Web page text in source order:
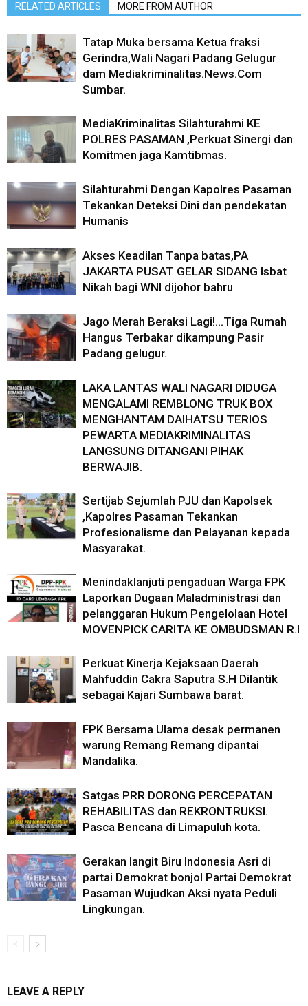
RELATED ARTICLES MORE FROM AUTHOR
Tatap Muka bersama Ketua fraksi
Gerindra,Wali Nagari Padang Gelugur
dam Mediakriminalitas.News.Com
Sumbar.
MediaKriminalitas Silahturahmi KE
POLRES PASAMAN ,Perkuat Sinergi dan
Komitmen jaga Kamtibmas.
Silahturahmi Dengan Kapolres Pasaman
Tekankan Deteksi Dini dan pendekatan
Humanis
Akses Keadilan Tanpa batas,PA
JAKARTA PUSAT GELAR SIDANG Isbat
Nikah bagi WNI dijohor bahru
Jago Merah Beraksi Lagi!…Tiga Rumah
Hangus Terbakar dikampung Pasir
Padang gelugur.
LAKA LANTAS WALI NAGARI DIDUGA
MENGALAMI REMBLONG TRUK BOX
MENGHANTAM DAIHATSU TERIOS
PEWARTA MEDIAKRIMINALITAS
LANGSUNG DITANGANI PIHAK
BERWAJIB.
Sertijab Sejumlah PJU dan Kapolsek
,Kapolres Pasaman Tekankan
Profesionalisme dan Pelayanan kepada
Masyarakat.
Menindaklanjuti pengaduan Warga FPK
Laporkan Dugaan Maladministrasi dan
pelanggaran Hukum Pengelolaan Hotel
MOVENPICK CARITA KE OMBUDSMAN R.I
Perkuat Kinerja Kejaksaan Daerah
Mahfuddin Cakra Saputra S.H Dilantik
sebagai Kajari Sumbawa barat.
FPK Bersama Ulama desak permanen
warung Remang Remang dipantai
Mandalika.
Satgas PRR DORONG PERCEPATAN
REHABILITAS dan REKRONTRUKSI.
Pasca Bencana di Limapuluh kota.
Gerakan langit Biru Indonesia Asri di
partai Demokrat bonjol Partai Demokrat
Pasaman Wujudkan Aksi nyata Peduli
Lingkungan.
LEAVE A REPLY